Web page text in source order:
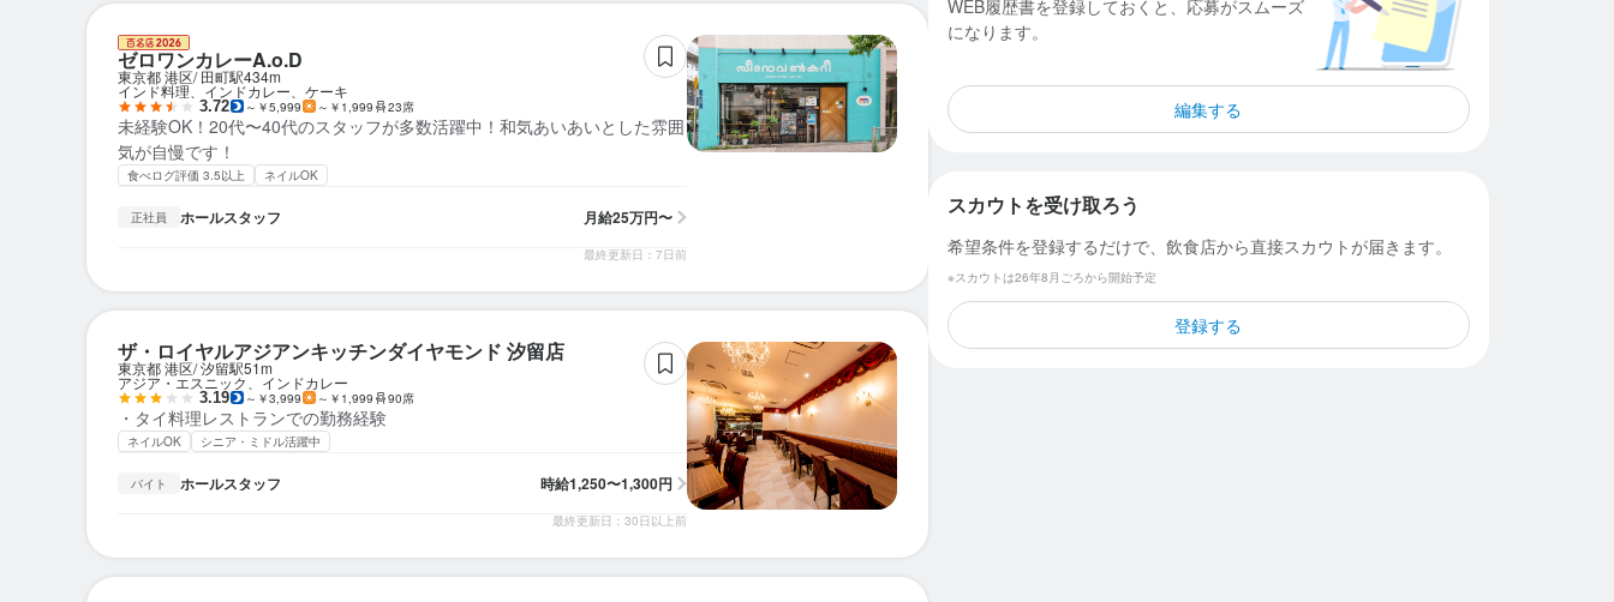
ゼロワンカレーA.o.D
東京都 港区 田町駅434m
インド料理、インドカレー、ケーキ
3.72 ～￥5,999 ～￥1,999 23席
未経験OK！20代〜40代のスタッフが多数活躍中！和気あいあいとした雰囲
気が自慢です！
食べログ評価 3.5以上 ネイルOK
正社員 ホールスタッフ 月給25万円〜
最終更新日：7日前
ザ・ロイヤルアジアンキッチンダイヤモンド 汐留店
東京都 港区 汐留駅51m
アジア・エスニック、インドカレー
3.19 ～￥3,999 ～￥1,999 90席
・タイ料理レストランでの勤務経験
ネイルOK シニア・ミドル活躍中
バイト ホールスタッフ 時給1,250〜1,300円
最終更新日：30日以上前
WEB履歴書を登録しておくと、応募がスムーズ
になります。
編集する
スカウトを受け取ろう
希望条件を登録するだけで、飲食店から直接スカウトが届きます。
※スカウトは26年8月ごろから開始予定
登録する